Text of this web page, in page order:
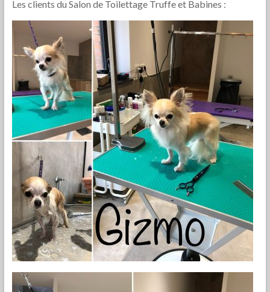
Les clients du Salon de Toilettage Truffe et Babines :